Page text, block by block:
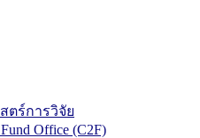
ร์การวิจัย
Office (C2F)